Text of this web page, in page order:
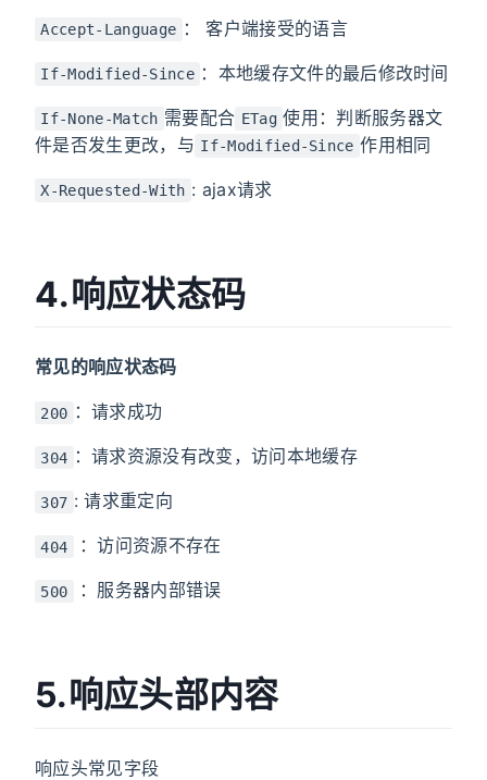
Accept-Language ： 客户端接受的语言
If-Modified-Since ：本地缓存文件的最后修改时间
If-None-Match 需要配合 ETag 使用：判断服务器文
件是否发生更改，与 If-Modified-Since 作用相同
X-Requested-With : ajax请求
4.响应状态码
常见的响应状态码
200 ：请求成功
304 ：请求资源没有改变，访问本地缓存
307 : 请求重定向
404 ：访问资源不存在
500 ：服务器内部错误
5.响应头部内容
响应头常见字段